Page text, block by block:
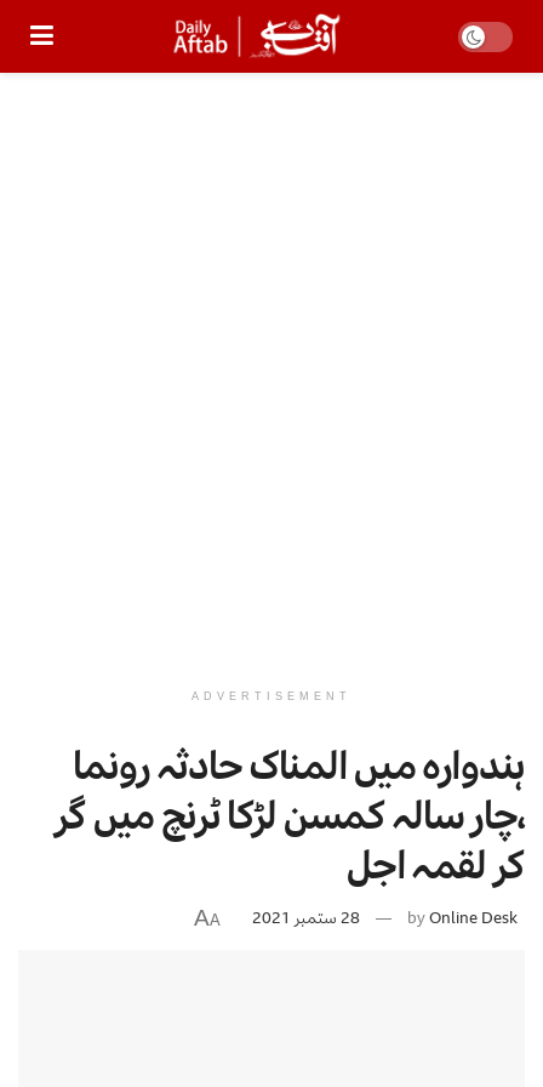
ADVERTISEMENT
ہندوارہ میں المناک حادثہ رونما
،چار سالہ کمسن لڑکا ٹرنچ میں گر
کر لقمہ اجل
byOnline Desk 28 ستمبر 2021 A
A